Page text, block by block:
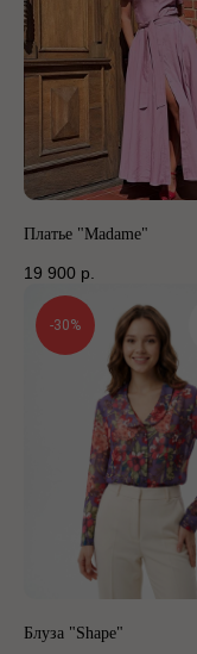
Платье "Madame"
19 900 р.
-30%
Блуза "Shape"